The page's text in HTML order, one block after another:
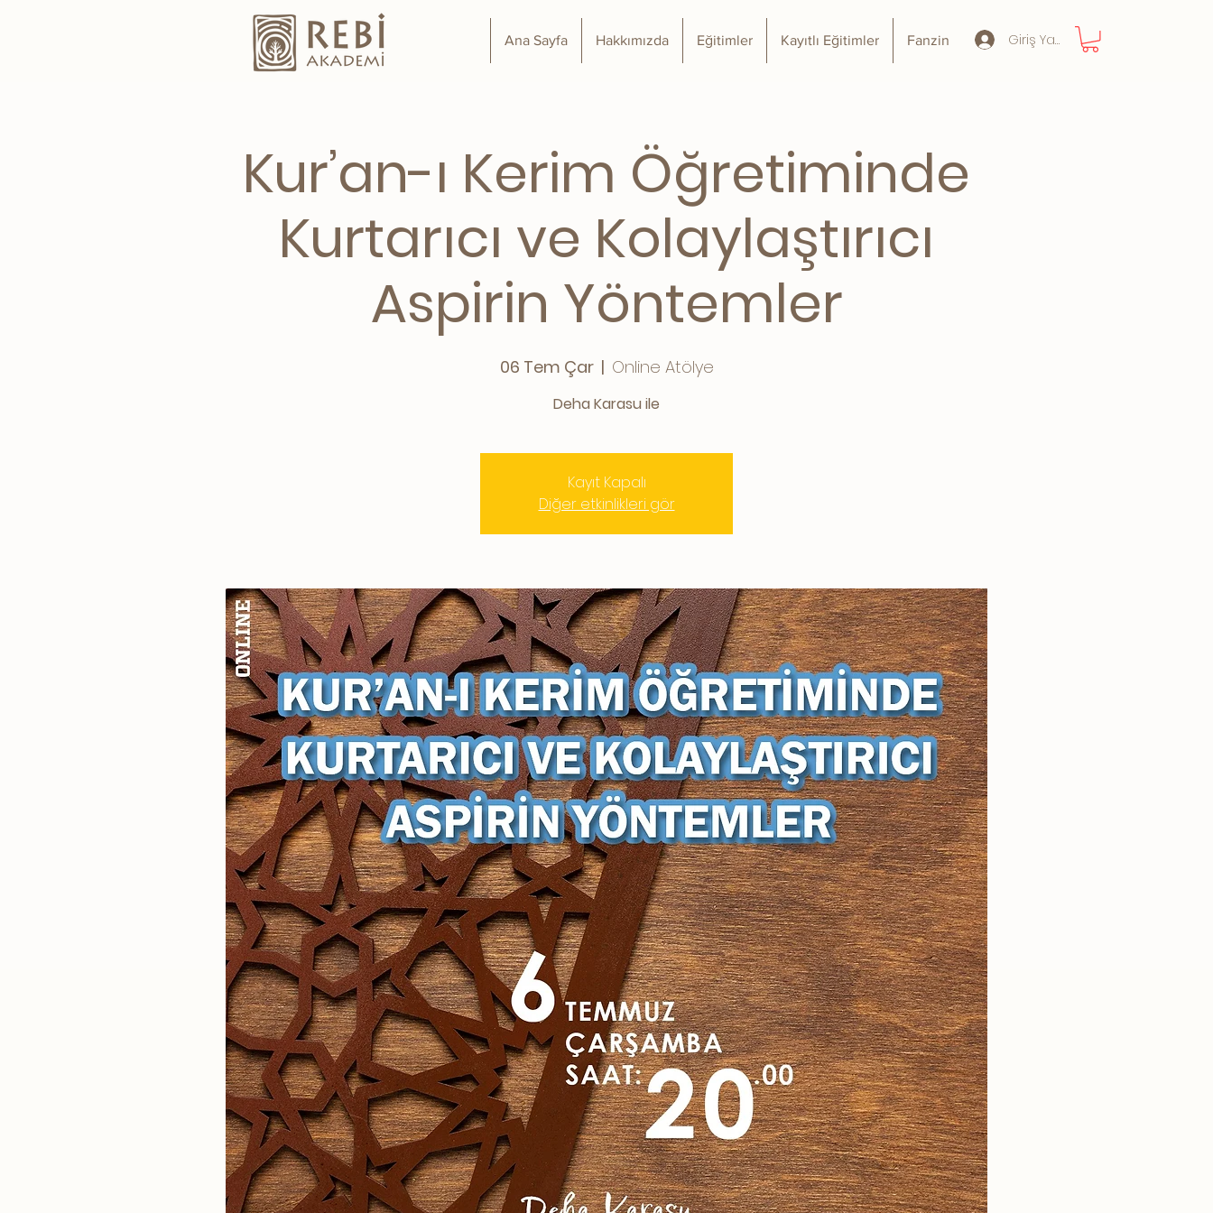
Ana Sayfa Hakkımızda Eğitimler Kayıtlı Eğitimler Fanzin Giriş Yap
Kur’an-ı Kerim Öğretiminde
Kurtarıcı ve Kolaylaştırıcı
Aspirin Yöntemler
06 Tem Çar
  |
Online Atölye
Deha Karasu ile
Kayıt Kapalı
Diğer etkinlikleri gör